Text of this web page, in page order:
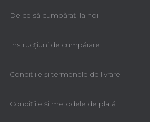
De ce să cumpăraţi la noi
Instrucțiuni de cumpărare
Condiţiile şi termenele de livrare
Condiţiile şi metodele de plată